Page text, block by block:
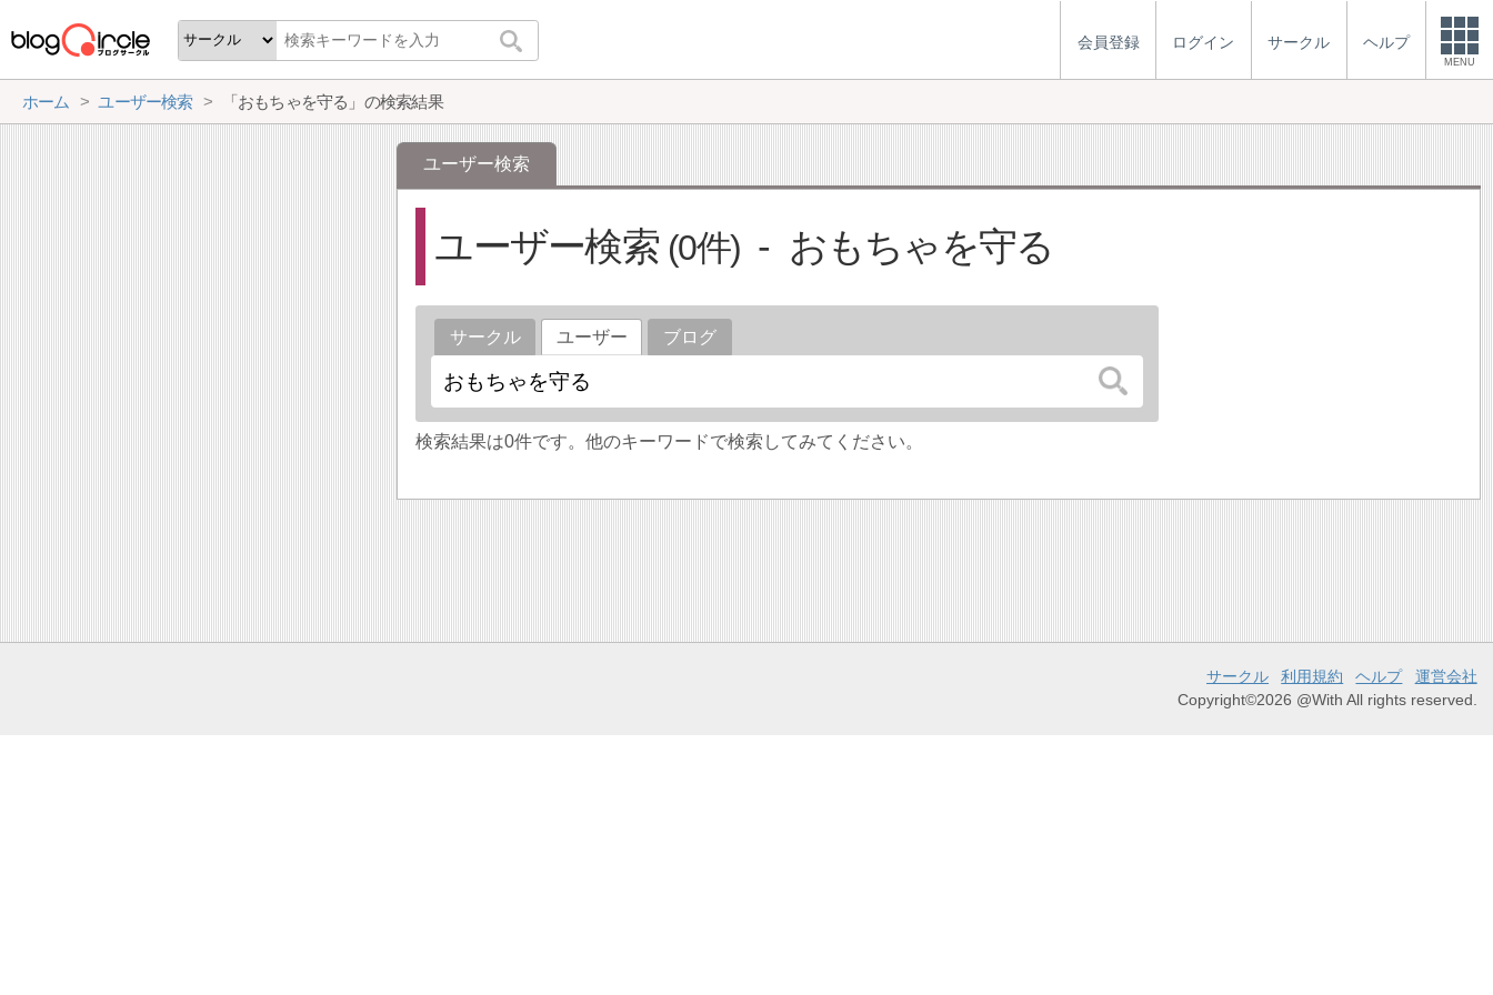
会員登録 ログイン サークル ヘルプ
MENU
ホーム ユーザー検索 「おもちゃを守る」の検索結果
ユーザー検索
ユーザー検索 0 おもちゃを守る
サークル ユーザー ブログ
検索結果は0件です。他のキーワードで検索してみてください。
サークル 利用規約 ヘルプ
運営会社
Copyright©2026 @With All rights reserved.